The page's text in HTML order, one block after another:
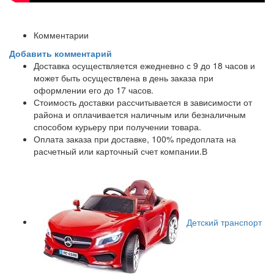
Комментарии
Добавить комментарий
Доставка осуществляется ежедневно с 9 до 18 часов и
может быть осуществлена в день заказа при
оформлении его до 17 часов.
Стоимость доставки рассчитывается в зависимости от
района и оплачивается наличным или безналичным
способом курьеру при получении товара.
Оплата заказа при доставке, 100% предоплата на
расчетный или карточный счет компании.В
Детский транспорт